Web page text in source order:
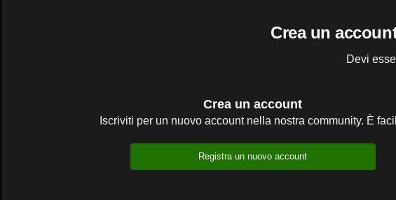
Crea un
Devi
Crea un account
Iscriviti per un nuovo account nella nostra community. È
Registra un nuovo account